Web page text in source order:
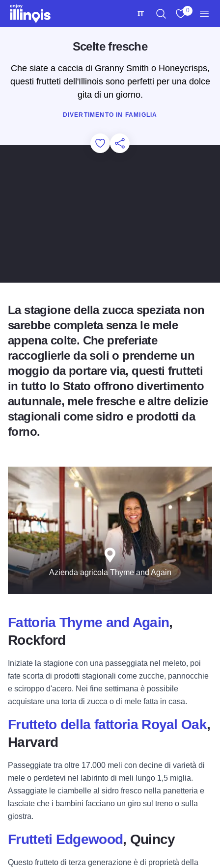
Vai al contenuto principale
IT 0
Scelte fresche
Che siate a caccia di Granny Smith o Honeycrisps,
questi frutteti dell'Illinois sono perfetti per una dolce
gita di un giorno.
DIVERTIMENTO IN FAMIGLIA
Add to Favorites
Condividi questa pagina
La stagione della zucca speziata non
sarebbe completa senza le mele
appena colte. Che preferiate
raccoglierle da soli o prenderne un
moggio da portare via, questi frutteti
in tutto lo Stato offrono divertimento
autunnale, mele fresche e altre delizie
stagionali come sidro e prodotti da
forno.
Azienda agricola Thyme and Again
Fattoria Thyme and Again,
Rockford
Iniziate la stagione con una passeggiata nel meleto, poi
fate scorta di prodotti stagionali come zucche, pannocchie
e sciroppo d'acero. Nei fine settimana è possibile
acquistare una torta di zucca o di mele fatta in casa.
Frutteto della fattoria Royal Oak,
Harvard
Passeggiate tra oltre 17.000 meli con decine di varietà di
mele o perdetevi nel labirinto di meli lungo 1,5 miglia.
Assaggiate le ciambelle al sidro fresco nella panetteria e
lasciate che i bambini facciano un giro sul treno o sulla
giostra.
Frutteti Edgewood, Quincy
Questo frutteto di terza generazione è di proprietà della